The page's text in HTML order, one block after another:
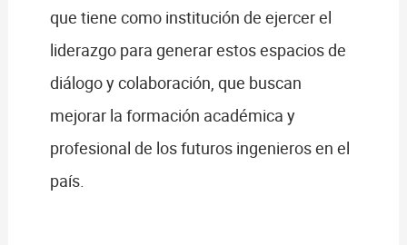
que tiene como institución de ejercer el
liderazgo para generar estos espacios de
diálogo y colaboración, que buscan
mejorar la formación académica y
profesional de los futuros ingenieros en el
país.